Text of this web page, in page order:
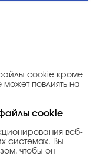
cookie кроме
повлиять на
cookie
веб-
системах. Вы
чтобы он